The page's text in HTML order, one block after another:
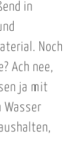
in
Noch
Ach nee,
ja mit
Wasser